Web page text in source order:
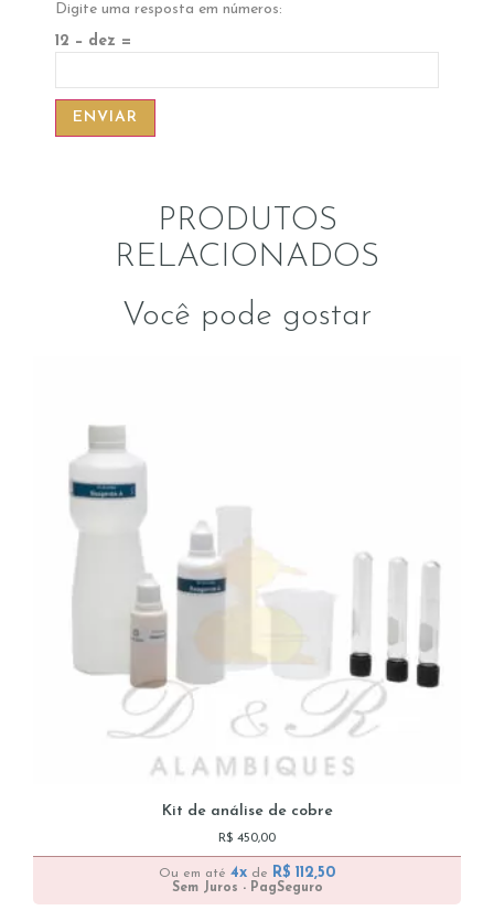
Digite uma resposta em números:
12 − dez =
PRODUTOS
RELACIONADOS
Você pode gostar
Kit de análise de cobre
R$ 450,00
Ou em até 4x de R$ 112,50
Sem Juros - PagSeguro